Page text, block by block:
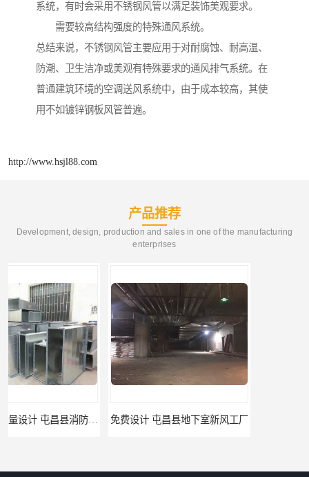
系统，有时会采用不锈钢风管以满足装饰美观要求。
需要较高结构强度的特殊通风系统。
总结来说，不锈钢风管主要应用于对耐腐蚀、耐高温、
防潮、卫生洁净或美观有特殊要求的通风排气系统。在
普通建筑环境的空调送风系统中，由于成本较高，其使
用不如镀锌钢板风管普遍。
http://www.hsjl88.com
产品推荐
Development, design, production and sales in one of the manufacturing
enterprises
免费设计 屯昌县地下室新风工厂